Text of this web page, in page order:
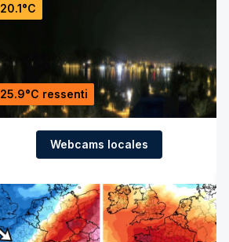
20.1°C
25.9°C ressenti
Webcams locales